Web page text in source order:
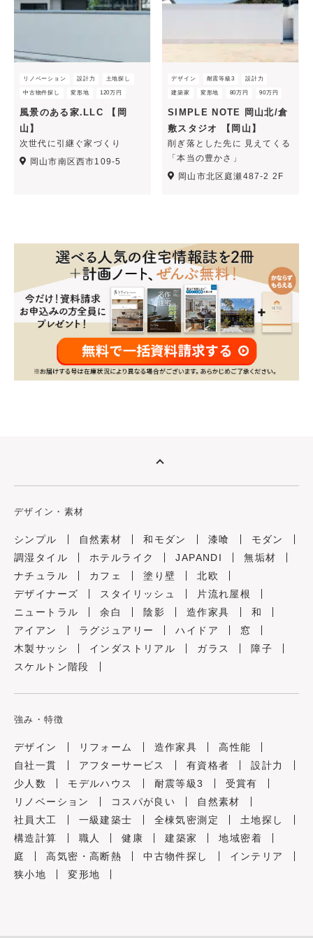
リノベーション 設計力 土地探し
中古物件探し 変形地 120万円
風景のある家.LLC 【岡
山】
次世代に引継ぐ家づくり
岡山市南区西市109-5
デザイン 耐震等級3 設計力
建築家 変形地 80万円 90万円
SIMPLE NOTE 岡山北/倉
敷スタジオ 【岡山】
削ぎ落とした先に 見えてくる
「本当の豊かさ」
岡山市北区庭瀬487-2 2F
デザイン・素材
シンプル 自然素材 和モダン 漆喰
モダン
調湿タイル
ホテルライク JAPANDI
無垢材
ナチュラル
カフェ 塗り壁
北欧
デザイナーズ
スタイリッシュ
片流れ屋根
ニュートラル
余白 陰影 造作家具
和
アイアン
ラグジュアリー ハイドア
窓
木製サッシ
インダストリアル ガラス
障子
スケルトン階段
強み・特徴
デザイン リフォーム 造作家具
高性能
自社一貫
アフターサービス 有資格者
設計力
少人数
モデルハウス 耐震等級3
受賞有
リノベーション
コスパが良い
自然素材
社員大工
一級建築士 全棟気密測定
土地探し
構造計算
職人 健康 建築家
地域密着
庭
高気密・高断熱 中古物件探し
インテリア
狭小地
変形地